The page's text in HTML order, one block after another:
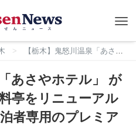
【栃木】鬼怒川温泉「あさやホテル」 が八番館貴賓室と個室料亭をリニューアルオープン。八番館宿泊者専用のプレミアムラウンジも新設
あさやホテル」 が
亭をリニューアル
者専用のプレミア